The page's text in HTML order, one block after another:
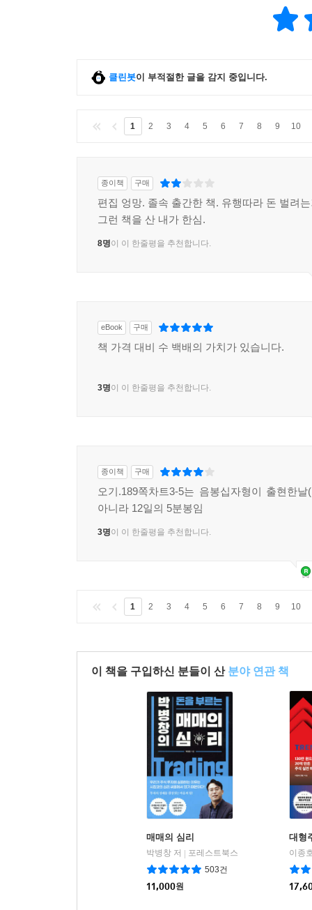
클린봇이 부적절한 글을 감지 중입니다.
1 2 3 4 5 6 7 8 9 10
종이책 구매
편집 엉망. 졸속 출간한 책. 유행따라 돈 벌려
그런 책을 산 내가 한심.
8명이 이 한줄평을 추천합니다.
eBook 구매
책 가격 대비 수 백배의 가치가 있습니다.
3명이 이 한줄평을 추천합니다.
종이책 구매
오기.189쪽차트3-5는 음봉십자형이 출현한날
아니라 12일의 5분봉임
3명이 이 한줄평을 추천합니다.
1 2 3 4 5 6 7 8 9 10
이 책을 구입하신 분들이 산 분야 연관 책
매매의 심리
박병창 저
포레스트북스
503건
11,000원
대형
이종